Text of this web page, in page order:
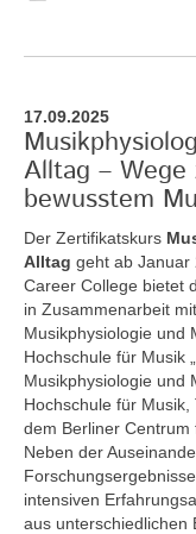
17.09.2025
Alltag – Wege
bewusstem
Der Zertifikatskurs
Alltag geht ab Januar
Career College bietet
in Zusammenarbeit
Musikphysiologie und
Hochschule für Musik
Musikphysiologie und
Hochschule für
dem Berliner Centrum
Neben der
intensiven
aus unterschiedlichen